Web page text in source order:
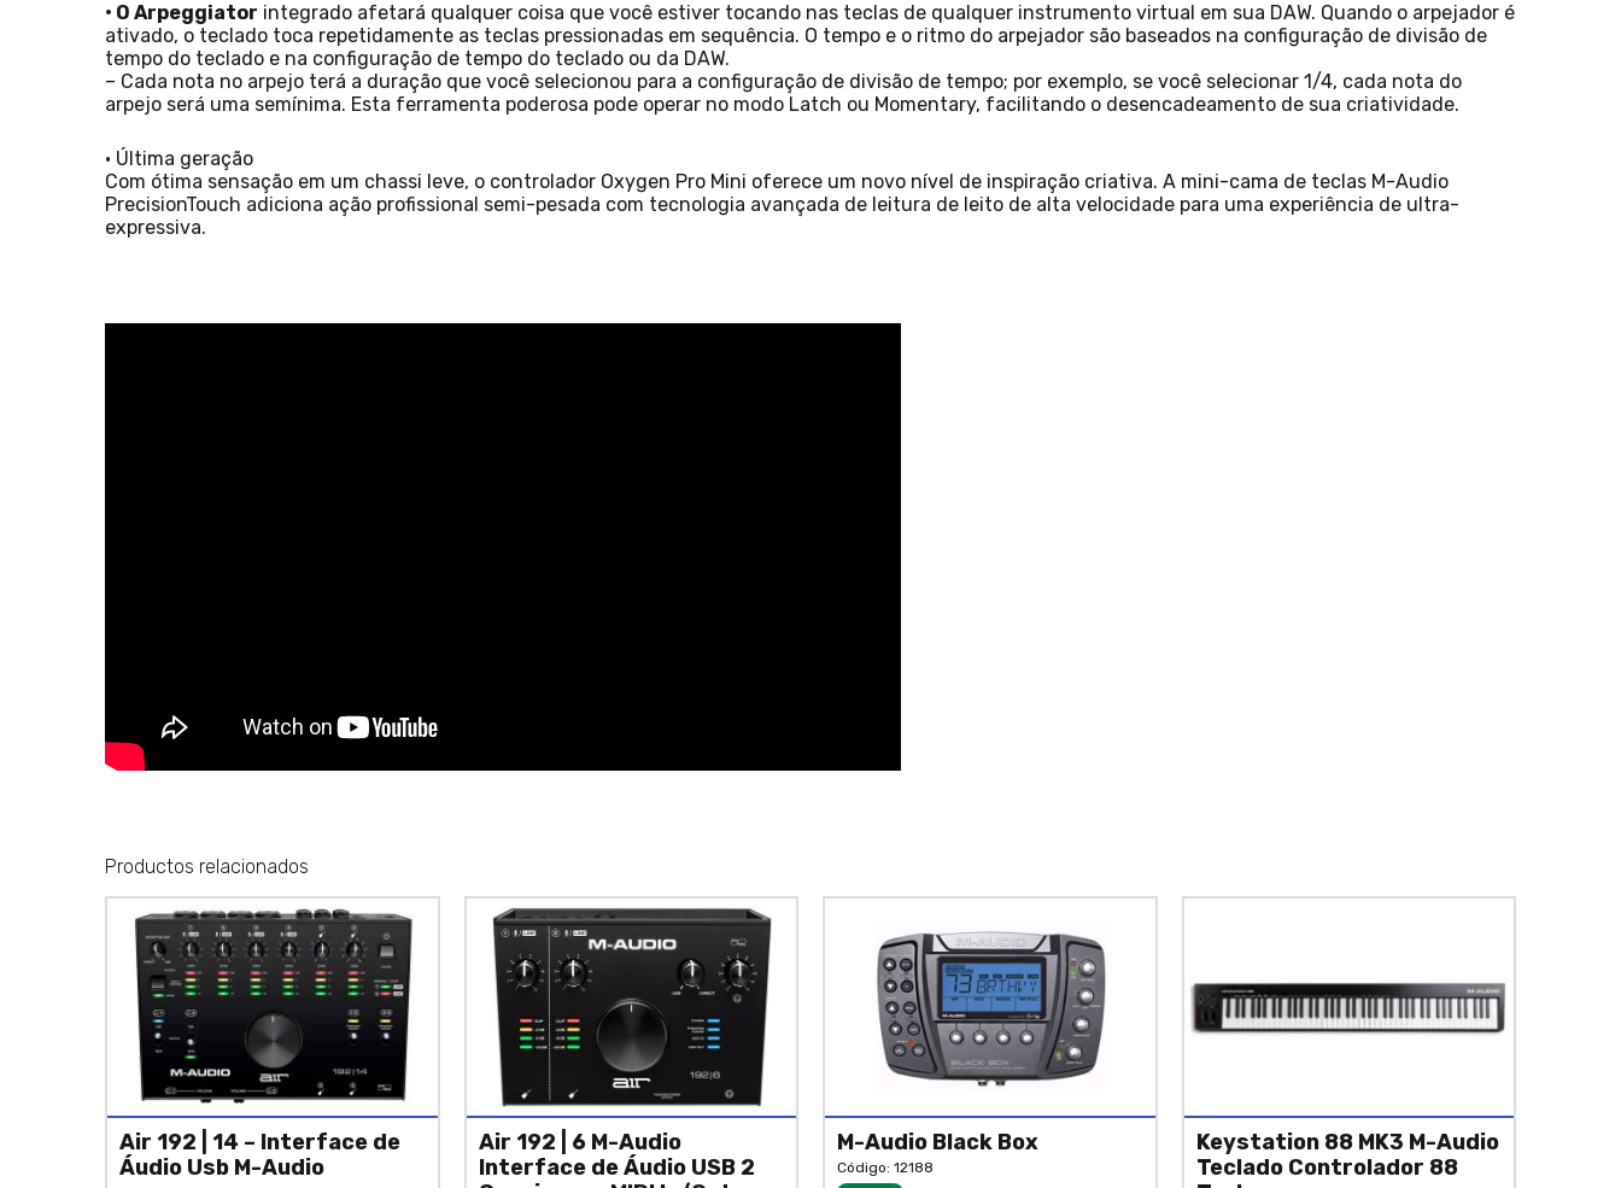
• O Arpeggiator integrado afetará qualquer coisa que você estiver tocando nas teclas de qualquer instrumento virtual em sua DAW. Quando o arpejador é
ativado, o teclado toca repetidamente as teclas pressionadas em sequência. O tempo e o ritmo do arpejador são baseados na configuração de divisão de
tempo do teclado e na configuração de tempo do teclado ou da DAW.
– Cada nota no arpejo terá a duração que você selecionou para a configuração de divisão de tempo; por exemplo, se você selecionar 1/4, cada nota do
arpejo será uma semínima. Esta ferramenta poderosa pode operar no modo Latch ou Momentary, facilitando o desencadeamento de sua criatividade.
• Última geração
Com ótima sensação em um chassi leve, o controlador Oxygen Pro Mini oferece um novo nível de inspiração criativa. A mini-cama de teclas M-Audio
PrecisionTouch adiciona ação profissional semi-pesada com tecnologia avançada de leitura de leito de alta velocidade para uma experiência de ultra-
expressiva.
Productos relacionados
Air 192 | 14 – Interface de
Áudio Usb M-Audio
Air 192 | 6 M-Audio
Interface de Áudio USB 2
M-Audio Black Box
Código: 12188
Keystation 88 MK3 M-Audio
Teclado Controlador 88